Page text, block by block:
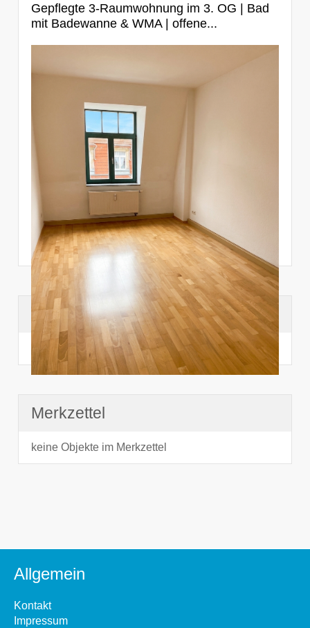
Gepflegte 3-Raumwohnung im 3. OG | Bad
mit Badewanne & WMA | offene...
Suchhistorie
noch nichts angesehen
Merkzettel
keine Objekte im Merkzettel
Allgemein
Kontakt
Impressum